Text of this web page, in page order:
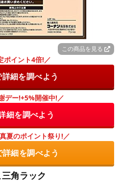
この商品を見る
ポイント4倍!／
細を調べよう
デー!+5%開催中!／
細を調べよう
夏のポイント祭り!／
細を調べよう
角ラック